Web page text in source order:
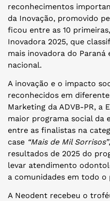
reconhecimentos
da Inovação, promovido
ficou entre as 10
Inovadora 2025, que
mais inovadora do Paraná
nacional.
A inovação e o impacto
reconhecidos em
Marketing da ADVB-PR, a
maior programa social da
entre as finalistas na
case “Mais de Mil Sorrisos”
resultados de 2025 do
levar atendimento
a comunidades em todo o
A Neodent recebeu o